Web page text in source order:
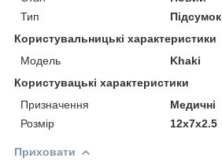
Тип
Підсумок
Користувальницькі характеристики
Модель
Khaki
Користувацькi характеристики
Призначення
Медичні
Розмір
12х7х2.5
Приховати